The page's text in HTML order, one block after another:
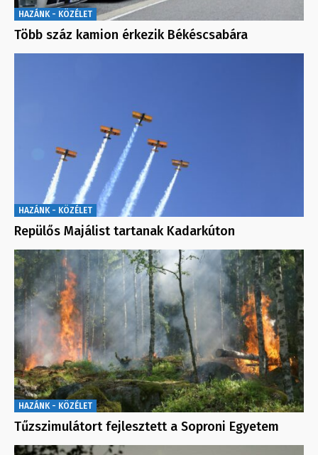
HAZÁNK - KÖZÉLET
Több száz kamion érkezik Békéscsabára
HAZÁNK - KÖZÉLET
Repülős Majálist tartanak Kadarkúton
HAZÁNK - KÖZÉLET
Tűzszimulátort fejlesztett a Soproni Egyetem